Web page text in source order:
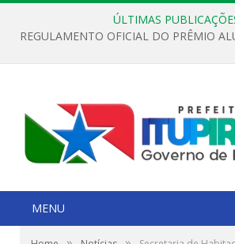
ÚLTIMAS
MENU